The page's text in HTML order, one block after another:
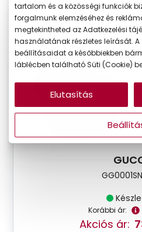
-20%
Korábbi ár:
Akciós ár:
tartalom és a közösségi funkciók
forgalmunk elemzéséhez és
megtekintheted az Adatkezelési
használatának részletes leírását.
beállításaidat a későbbiekben
láblécben található Süti (Cookie)
Elutasítás